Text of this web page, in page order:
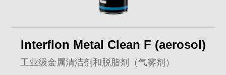
Interflon Metal Clean F (aerosol)
工业级金属清洁剂和脱脂剂（气雾剂）